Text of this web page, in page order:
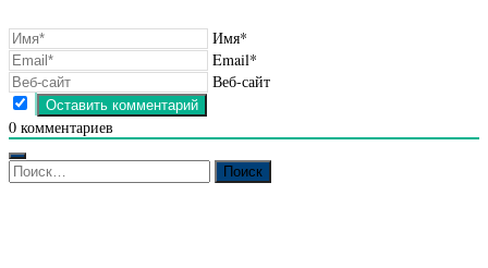
Имя*
Email*
Веб-сайт
0 комментариев
Найти: